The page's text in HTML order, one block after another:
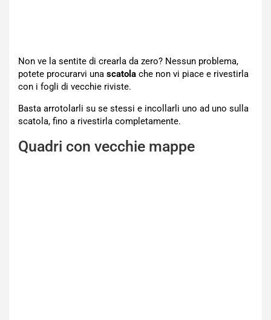
Non ve la sentite di crearla da zero? Nessun problema,
potete procurarvi una scatola che non vi piace e rivestirla
con i fogli di vecchie riviste.
Basta arrotolarli su se stessi e incollarli uno ad uno sulla
scatola, fino a rivestirla completamente.
Quadri con vecchie mappe